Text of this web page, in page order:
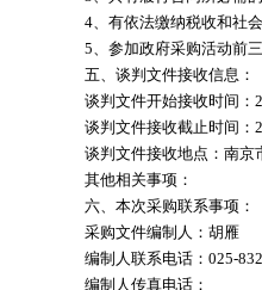
4、有依法缴纳税收和社
5、参加政府采购活动前
五、谈判文件接收信息：
谈判文件开始接收时间：
谈判文件接收截止时间：
谈判文件接收地点：南京
其他相关事项：
六、本次采购联系事项：
采购文件编制人：胡雁
编制人联系电话：025-
编制人传真电话：